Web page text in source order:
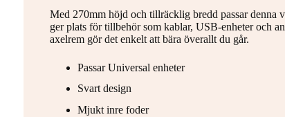
Med 270mm höjd och tillräcklig bredd passar denna
ger plats för tillbehör som kablar, USB-enheter och
axelrem gör det enkelt att bära överallt du går.
Passar Universal enheter
Svart design
Mjukt inre foder